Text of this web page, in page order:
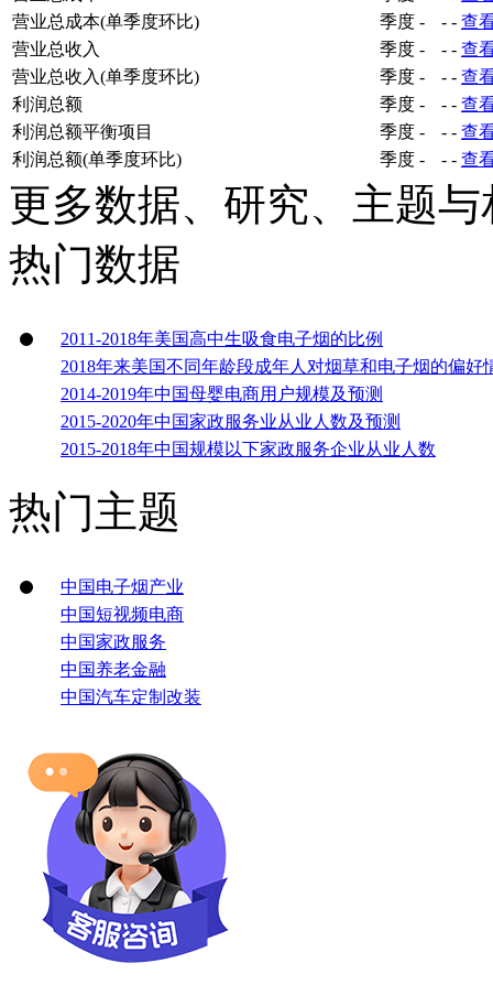
营业总成本(单季度环比)
季度 - - - 查
营业总收入
季度 - - - 查
营业总收入(单季度环比)
季度 - - - 查
利润总额
季度 - - - 查
利润总额平衡项目
季度 - - - 查
利润总额(单季度环比)
季度 - - - 查
更多数据、研究、主题
热门数据
2011-2018年美国高中生吸食电子烟的比例
2018年来美国不同年龄段成年人对烟草和电子烟的偏好
2014-2019年中国母婴电商用户规模及预测
2015-2020年中国家政服务业从业人数及预测
2015-2018年中国规模以下家政服务企业从业人数
热门主题
中国电子烟产业
中国短视频电商
中国家政服务
中国养老金融
中国汽车定制改装